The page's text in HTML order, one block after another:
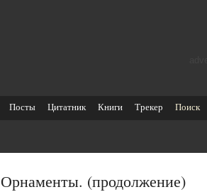
Посты Цитатник Книги Трекер Поиск
Орнаменты. (продолжение)